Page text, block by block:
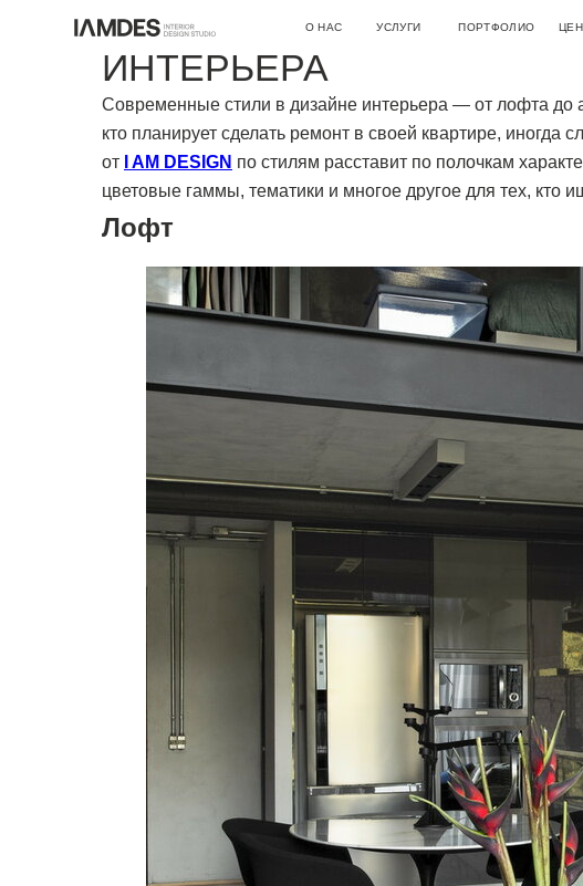
ПОРТФОЛИО ЦЕНЫ
УСЛУГИ
О НАС
ВАКАНСИИ
О СТУДИИ
АРХИТЕКТУРНОЕ ПРОЕКТИРОВАНИЕ
АВТОРСКИЙ НАДЗОР АКЦИИ
ТОП-10 СОВРЕМЕННЫХ
ИНТЕРЬЕРА
Современные стили в дизайне интерьера — от лофта
кто планирует сделать ремонт в своей квартире, иногда
от
I AM DESIGN по стилям расставит по полочкам
цветовые гаммы, тематики и многое другое для тех, кто
Лофт